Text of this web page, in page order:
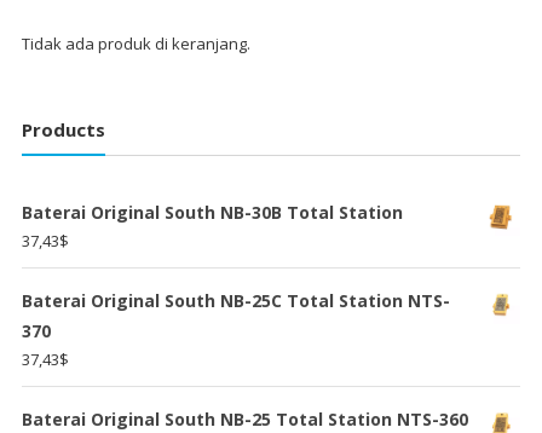
Tidak ada produk di keranjang.
Products
Baterai Original South NB-30B Total Station
37,43$
Baterai Original South NB-25C Total Station NTS-
370
37,43$
Baterai Original South NB-25 Total Station NTS-360